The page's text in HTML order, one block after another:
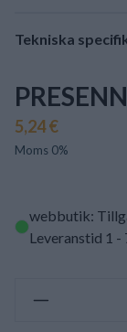
Tekniska
5,24 €
Moms 0%
webbutik:
Leveranstid 1 -